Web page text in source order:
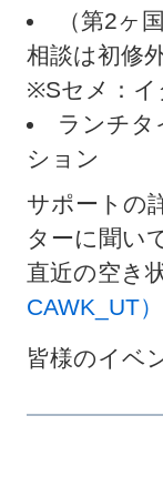
（第2ヶ
相談は初修
※Sセメ：イ
ランチ
ション
サポートの
ターに聞い
直近の空き
CAWK_UT）
皆様のイベ